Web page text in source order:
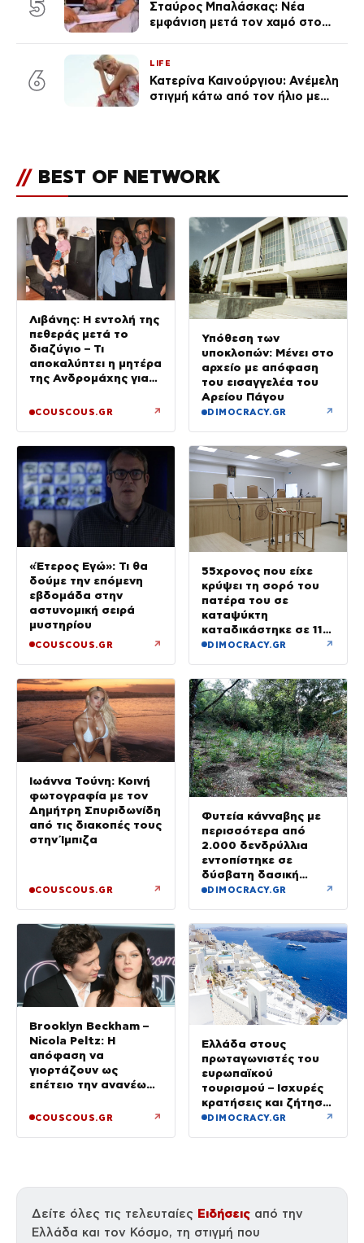
5
Σταύρος Μπαλάσκας: Νέα
εμφάνιση μετά τον χαμό στο
6
LIFE
Κατερίνα Καινούργιου: Ανέμελη
στιγμή κάτω από τον ήλιο με
// BEST OF NETWORK
Λιβάνης: Η εντολή της
πεθεράς μετά το
διαζύγιο – Τι
αποκαλύπτει η μητέρα
της Ανδρομάχης για
COUSCOUS.GR ↗
Υπόθεση των
υποκλοπών: Μένει στο
αρχείο με απόφαση
του εισαγγελέα του
Αρείου Πάγου
DIMOCRACY.GR ↗
«Έτερος Εγώ»: Τι θα
δούμε την επόμενη
εβδομάδα στην
αστυνομική σειρά
μυστηρίου
COUSCOUS.GR ↗
55χρονος που είχε
κρύψει τη σορό του
πατέρα του σε
καταψύκτη
καταδικάστηκε σε 11
μήνες με αναστολή
DIMOCRACY.GR ↗
Ιωάννα Τούνη: Κοινή
φωτογραφία με τον
Δημήτρη Σπυριδωνίδη
από τις διακοπές τους
στην Ίμπιζα
COUSCOUS.GR ↗
Φυτεία κάνναβης με
περισσότερα από
2.000 δενδρύλλια
εντοπίστηκε σε
δύσβατη δασική
περιοχή στη Φθιώτιδα
DIMOCRACY.GR ↗
Brooklyn Beckham –
Nicola Peltz: Η
απόφαση να
γιορτάζουν ως
επέτειο την ανανέωση
«Είχε καταλήξει να
COUSCOUS.GR ↗
Ελλάδα στους
πρωταγωνιστές του
ευρωπαϊκού
τουρισμού – Ισχυρές
κρατήσεις και ζήτηση
πέρα από το
DIMOCRACY.GR ↗
Δείτε όλες τις τελευταίες Ειδήσεις από την
Ελλάδα και τον Κόσμο, τη στιγμή που